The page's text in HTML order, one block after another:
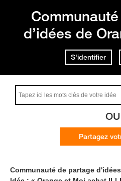
d’idées de
S'identifier
OU
Partagez
Communauté de partage